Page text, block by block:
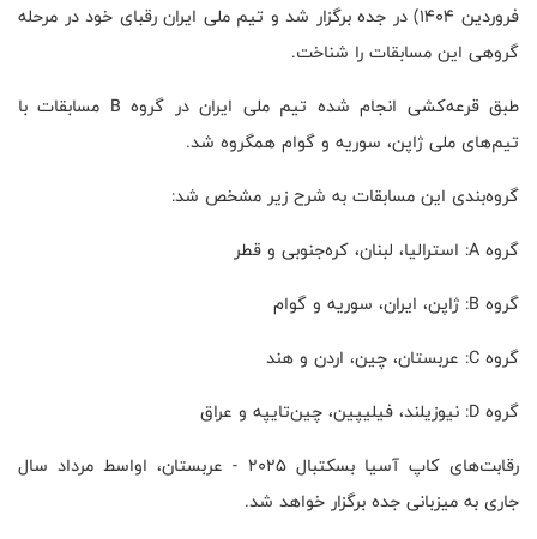
فروردین ۱۴۰۴) در جده برگزار شد و تیم ملی ایران رقبای خود در مرحله
گروهی این مسابقات را شناخت.
طبق قرعه‌کشی انجام شده تیم ملی ایران در گروه B مسابقات با
تیم‌های ملی ژاپن، سوریه و گوام همگروه شد.
گروه‌بندی این مسابقات به شرح زیر مشخص شد:
گروه A: استرالیا، لبنان، کره‌جنوبی و قطر
گروه B: ژاپن، ایران، سوریه و گوام
گروه C: عربستان، چین، اردن و هند
گروه D: نیوزیلند، فیلیپین، چین‌تایپه و عراق
رقابت‌های کاپ آسیا بسکتبال ۲۰۲۵ - عربستان، اواسط مرداد سال
جاری به میزبانی جده برگزار خواهد شد.